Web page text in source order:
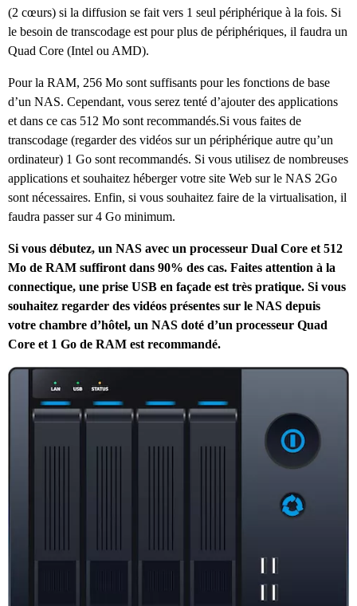
(2 cœurs) si la diffusion se fait vers 1 seul périphérique à la fois. Si
le besoin de transcodage est pour plus de périphériques, il faudra un
Quad Core (Intel ou AMD).
Pour la RAM, 256 Mo sont suffisants pour les fonctions de base
d’un NAS. Cependant, vous serez tenté d’ajouter des applications
et dans ce cas 512 Mo sont recommandés.Si vous faites de
transcodage (regarder des vidéos sur un périphérique autre qu’un
ordinateur) 1 Go sont recommandés. Si vous utilisez de nombreuses
applications et souhaitez héberger votre site Web sur le NAS 2Go
sont nécessaires. Enfin, si vous souhaitez faire de la virtualisation, il
faudra passer sur 4 Go minimum.
Si vous débutez, un NAS avec un processeur Dual Core et 512
Mo de RAM suffiront dans 90% des cas. Faites attention à la
connectique, une prise USB en façade est très pratique. Si vous
souhaitez regarder des vidéos présentes sur le NAS depuis
votre chambre d’hôtel, un NAS doté d’un processeur Quad
Core et 1 Go de RAM est recommandé.